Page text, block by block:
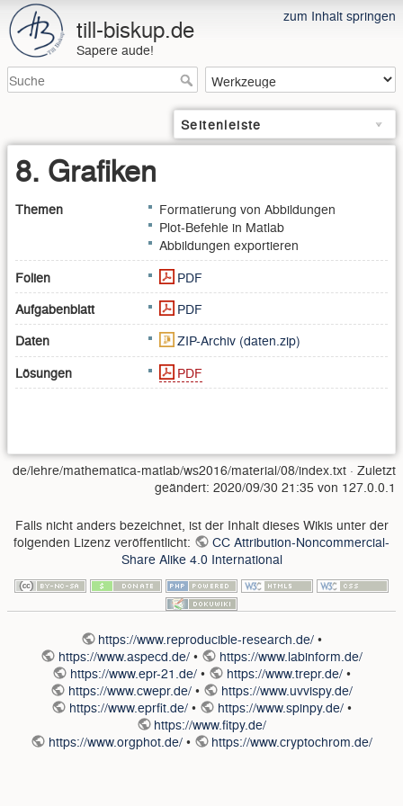
zum Inhalt springen
till-biskup.de
Sapere aude!
Seitenleiste
8. Grafiken
Themen
Formatierung von Abbildungen
Plot-Befehle in Matlab
Abbildungen exportieren
Folien
PDF
Aufgabenblatt
PDF
Daten
ZIP-Archiv (daten.zip)
Lösungen
PDF
de/lehre/mathematica-matlab/ws2016/material/08/index.txt · Zuletzt
geändert: 2020/09/30 21:35 von 127.0.0.1
Falls nicht anders bezeichnet, ist der Inhalt dieses Wikis unter der
folgenden Lizenz veröffentlicht:
CC Attribution-Noncommercial-
Share Alike 4.0 International
https://www.reproducible-research.de/ •
https://www.aspecd.de/ •
https://www.labinform.de/
https://www.epr-21.de/ • https://www.trepr.de/•
https://www.cwepr.de/ •
https://www.uvvispy.de/
https://www.eprfit.de/ • https://www.spinpy.de/•
https://www.fitpy.de/
https://www.orgphot.de/• https://www.cryptochrom.de/